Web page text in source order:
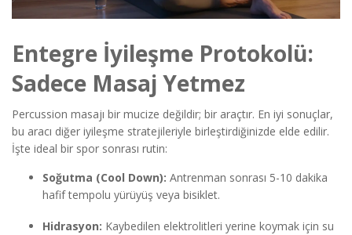
Entegre İyileşme Protokolü:
Sadece Masaj Yetmez
Percussion masajı bir mucize değildir; bir araçtır. En iyi sonuçlar,
bu aracı diğer iyileşme stratejileriyle birleştirdiğinizde elde edilir.
İşte ideal bir spor sonrası rutin:
Soğutma (Cool Down): Antrenman sonrası 5-10 dakika
hafif tempolu yürüyüş veya bisiklet.
Hidrasyon: Kaybedilen elektrolitleri yerine koymak için su